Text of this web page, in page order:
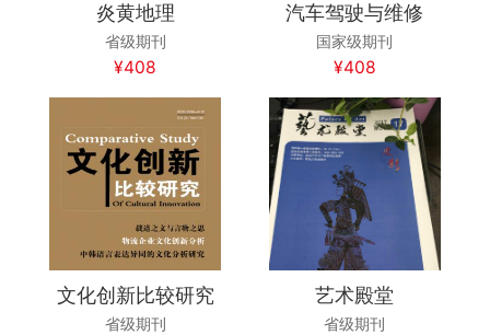
炎黄地理
省级期刊
¥408
汽车驾驶与维修
国家级期刊
¥408
文化创新比较研究
省级期刊
艺术殿堂
省级期刊